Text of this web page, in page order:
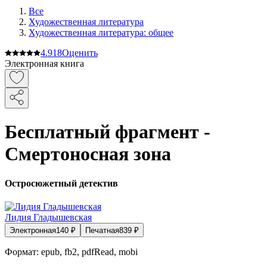
Все
Художественная литература
Художественная литература: общее
4.918Оценить
Электронная книга
Бесплатный фрагмент -
Смертоносная зона
Остросюжетный детектив
Лидия Гладышевская
Электронная140 ₽ Печатная839 ₽
Формат: epub, fb2, pdfRead, mobi